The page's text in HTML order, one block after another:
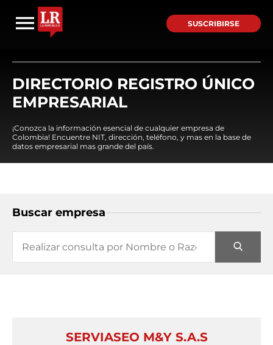
SUSCRIBIRSE
DIRECTORIO REGISTRO ÚNICO
EMPRESARIAL
¡Conozca la información esencial de cualquier empresa de
Colombia! Encuentre NIT, dirección, teléfono, y mas en la base de
datos empresarial mas grande del país.
Buscar empresa
SERVIASEO M&Y S.A.S